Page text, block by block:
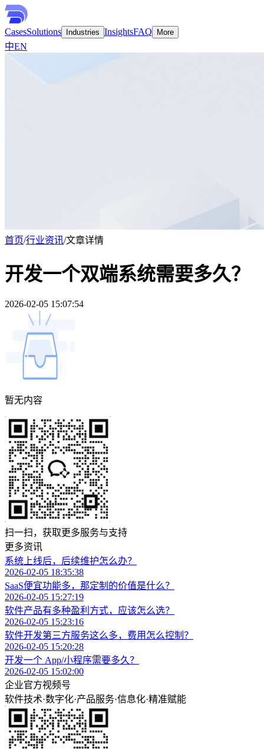
CasesSolutions Industries InsightsFAQ More
中EN
首页/行业资讯/文章详情
开发一个双端系统需要多久？
2026-02-05 15:07:54
暂无内容
扫一扫，获取更多服务与支持
更多资讯
系统上线后，后续维护怎么办？
2026-02-05 18:35:38
SaaS便宜功能多，那定制的价值是什么？
2026-02-05 15:27:19
软件产品有多种盈利方式，应该怎么选？
2026-02-05 15:23:16
软件开发第三方服务这么多，费用怎么控制？
2026-02-05 15:20:28
开发一个 App/小程序需要多久？
2026-02-05 15:02:00
企业官方视频号
软件技术·数字化·产品服务·信息化·精准赋能